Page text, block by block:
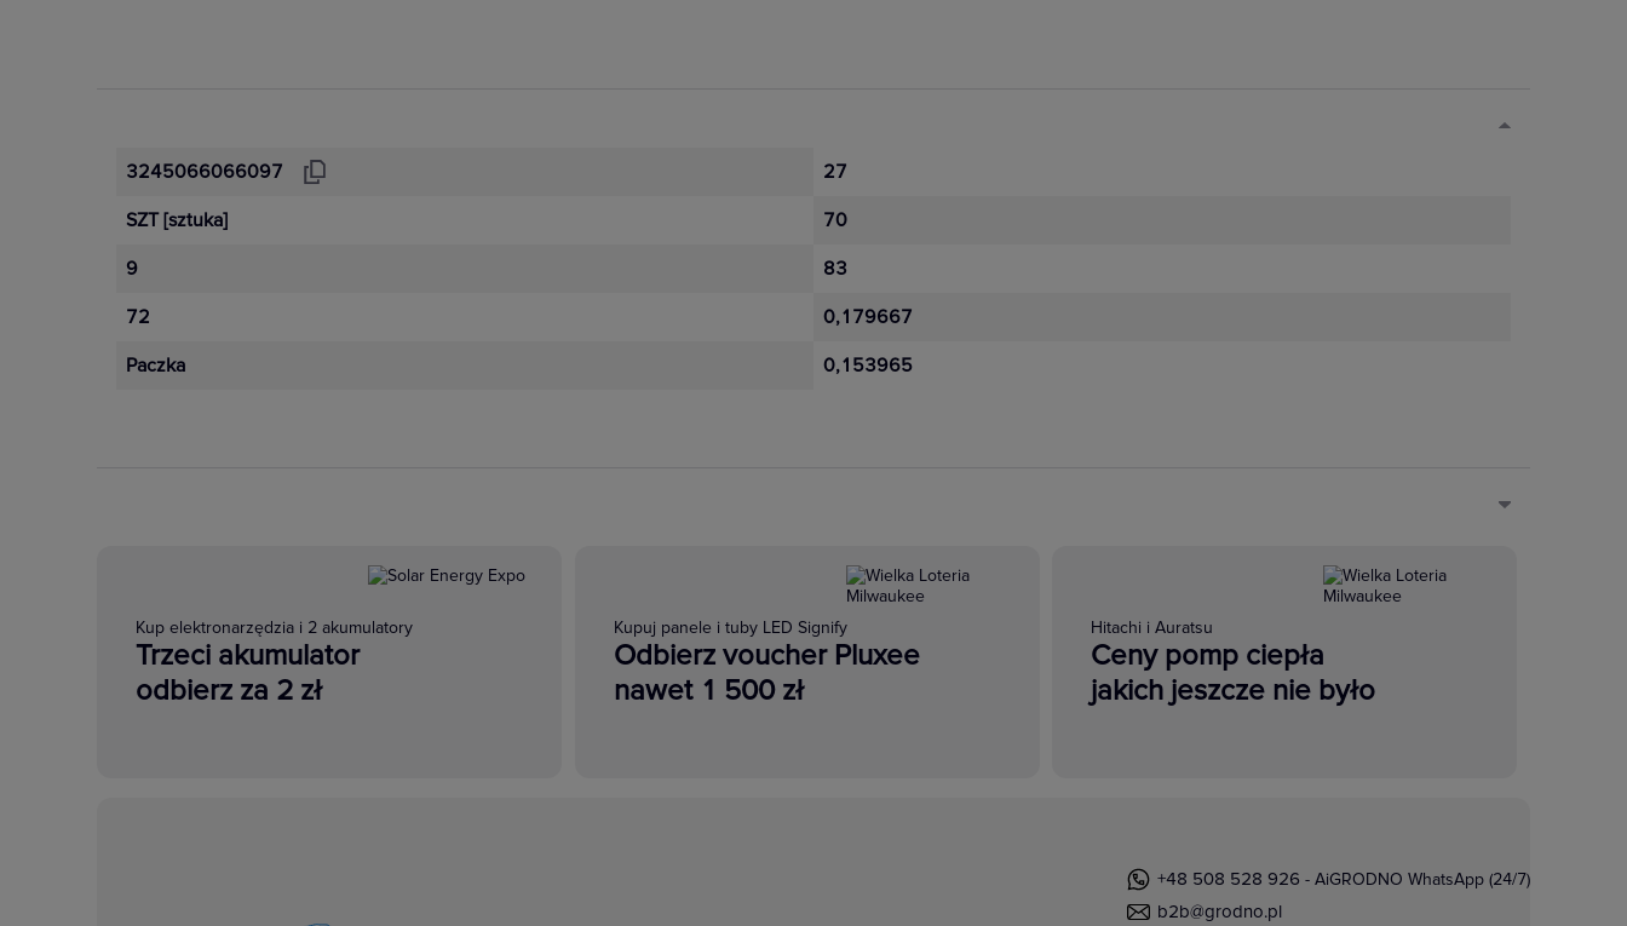
3245066066097
SZT [sztuka]
9
72
Paczka
27
70
83
0,179667
0,153965
Kup elektronarzędzia i 2 akumulatory
Trzeci akumulator
odbierz za 2 zł
Kupuj panele i tuby LED Signify
Odbierz voucher Pluxee
nawet 1 500 zł
Hitachi i Auratsu
Ceny pomp ciepła
jakich jeszcze nie było
+48 508 528 926 - AiGRODNO WhatsApp (24/7)
b2b@grodno.pl